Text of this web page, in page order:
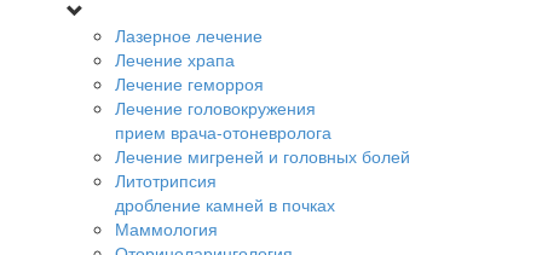
Лазерное лечение
Лечение храпа
Лечение геморроя
Лечение головокружения
прием врача-отоневролога
Лечение мигреней и головных болей
Литотрипсия
дробление камней в почках
Маммология